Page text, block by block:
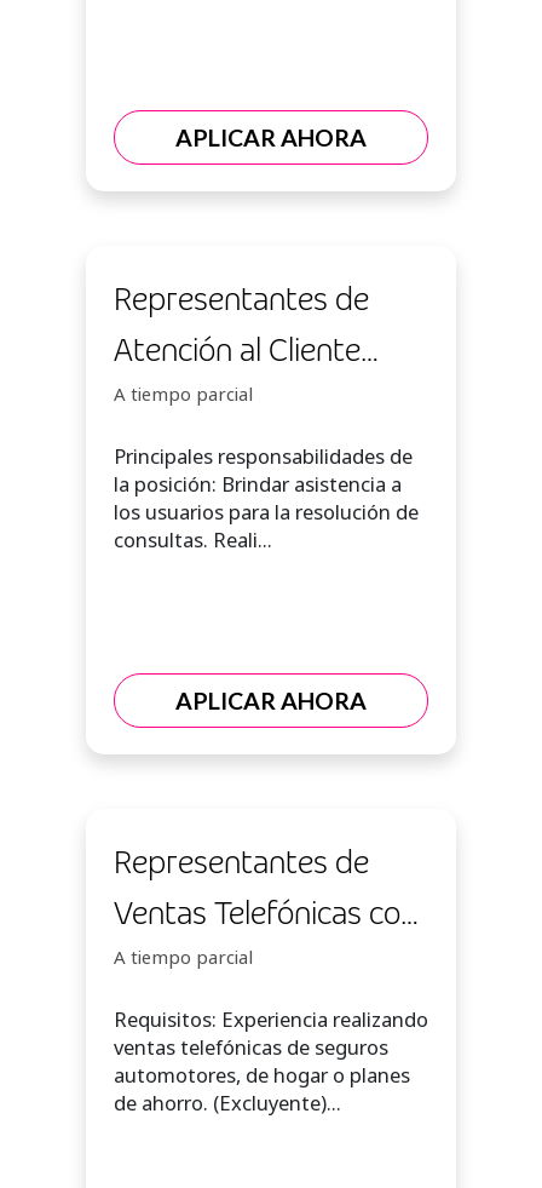
APLICAR AHORA
Representantes de
Atención al Cliente
Bilingüe (Inglés) Part
Time
A tiempo parcial
Principales responsabilidades de
la posición: Brindar asistencia a
los usuarios para la resolución de
consultas. Reali...
APLICAR AHORA
Representantes de
Ventas Telefónicas con
experiencia - Lunes a
viernes Part Time
A tiempo parcial
Requisitos: Experiencia realizando
ventas telefónicas de seguros
automotores, de hogar o planes
de ahorro. (Excluyente)...